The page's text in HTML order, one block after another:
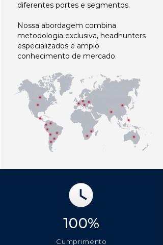
diferentes portes e segmentos.
Nossa abordagem combina
metodologia exclusiva, headhunters
especializados e amplo
conhecimento de mercado.
100%
Cumprimento